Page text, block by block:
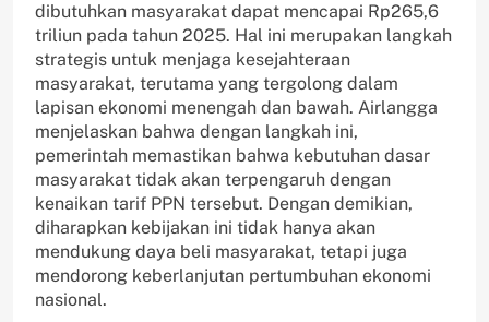
dibutuhkan masyarakat dapat mencapai Rp265,6
triliun pada tahun 2025. Hal ini merupakan langkah
strategis untuk menjaga kesejahteraan
masyarakat, terutama yang tergolong dalam
lapisan ekonomi menengah dan bawah. Airlangga
menjelaskan bahwa dengan langkah ini,
pemerintah memastikan bahwa kebutuhan dasar
masyarakat tidak akan terpengaruh dengan
kenaikan tarif PPN tersebut. Dengan demikian,
diharapkan kebijakan ini tidak hanya akan
mendukung daya beli masyarakat, tetapi juga
mendorong keberlanjutan pertumbuhan ekonomi
nasional.